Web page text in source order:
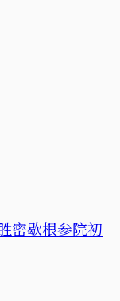
密歇根参院初